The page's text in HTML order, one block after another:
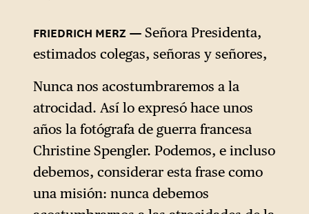
Señora Presidenta,
estimados colegas, señoras y señores,
Nunca nos acostumbraremos a la
atrocidad. Así lo expresó hace unos
años la fotógrafa de guerra francesa
Christine Spengler. Podemos, e incluso
debemos, considerar esta frase como
una misión: nunca debemos